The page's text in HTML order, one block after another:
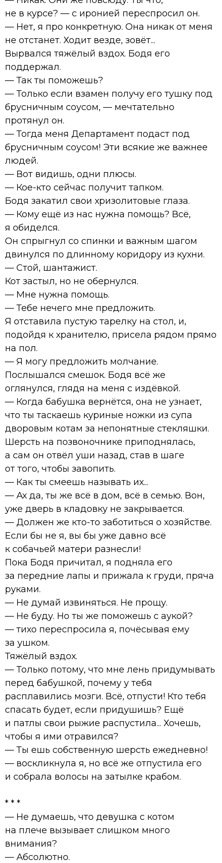
не в курсе? — с иронией переспросил он.
— Нет, я про конкретную. Она никак от меня
не отстанет. Ходит везде, зовёт...
Вырвался тяжёлый вздох. Бодя его
поддержал.
— Так ты поможешь?
— Только если взамен получу его тушку под
брусничным соусом, — мечтательно
протянул он.
— Тогда меня Департамент подаст под
брусничным соусом! Эти всякие же важнее
людей.
— Вот видишь, одни плюсы.
— Кое-кто сейчас получит тапком.
Бодя закатил свои хризолитовые глаза.
— Кому ещё из нас нужна помощь? Всё,
я обиделся.
Он спрыгнул со спинки и важным шагом
двинулся по длинному коридору из кухни.
— Стой, шантажист.
Кот застыл, но не обернулся.
— Мне нужна помощь.
— Тебе нечего мне предложить.
Я отставила пустую тарелку на стол, и,
подойдя к хранителю, присела рядом прямо
на пол.
— Я могу предложить молчание.
Послышался смешок. Бодя всё же
оглянулся, глядя на меня с издёвкой.
— Когда бабушка вернётся, она не узнает,
что ты таскаешь куриные ножки из супа
дворовым котам за непонятные стекляшки.
Шерсть на позвоночнике приподнялась,
а сам он отвёл уши назад, став в шаге
от того, чтобы завопить.
— Как ты смеешь называть их...
— Ах да, ты же всё в дом, всё в семью. Вон,
уже дверь в кладовку не закрывается.
— Должен же кто-то заботиться о хозяйстве.
Если бы не я, вы бы уже давно всё
к собачьей матери разнесли!
Пока Бодя причитал, я подняла его
за передние лапы и прижала к груди, пряча
руками.
— Не думай извиняться. Не прощу.
— Не буду. Но ты же поможешь с аукой?
— тихо переспросила я, почёсывая ему
за ушком.
Тяжёлый вздох.
— Только потому, что мне лень придумывать
перед бабушкой, почему у тебя
расплавились мозги. Всё, отпусти! Кто тебя
спасать будет, если придушишь? Ещё
и патлы свои рыжие распустила... Хочешь,
чтобы я ими отравился?
— Ты ешь собственную шерсть ежедневно!
— воскликнула я, но всё же отпустила его
и собрала волосы на затылке крабом.
* * *
— Не думаешь, что девушка с котом
на плече вызывает слишком много
внимания?
— Абсолютно.